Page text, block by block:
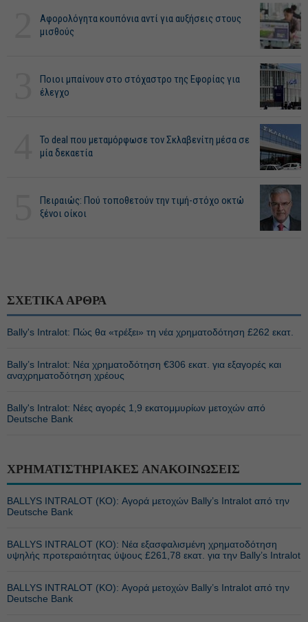
Αφορολόγητα κουπόνια αντί για αυξήσεις στους
μισθούς
Ποιοι μπαίνουν στο στόχαστρο της Εφορίας για
έλεγχο
Το deal που μεταμόρφωσε τον Σκλαβενίτη μέσα σε
μία δεκαετία
Πειραιώς: Πού τοποθετούν την τιμή-στόχο οκτώ
ξένοι οίκοι
ΣΧΕΤΙΚΑ ΑΡΘΡΑ
Bally's Intralot: Πώς θα «τρέξει» τη νέα χρηματοδότηση £262 εκατ.
Bally’s Intralot: Νέα χρηματοδότηση €306 εκατ. για εξαγορές και
αναχρηματοδότηση χρέους
Bally's Intralot: Νέες αγορές 1,9 εκατομμυρίων μετοχών από
Deutsche Bank
ΧΡΗΜΑΤΙΣΤΗΡΙΑΚΕΣ ΑΝΑΚΟΙΝΩΣΕΙΣ
BALLYS INTRALOT (ΚΟ): Αγορά μετοχών Bally’s Intralot από την
Deutsche Bank
BALLYS INTRALOT (ΚΟ): Νέα εξασφαλισμένη χρηματοδότηση
υψηλής προτεραιότητας ύψους £261,78 εκατ. για την Bally’s Intralot
BALLYS INTRALOT (ΚΟ): Αγορά μετοχών Bally’s Intralot από την
Deutsche Bank